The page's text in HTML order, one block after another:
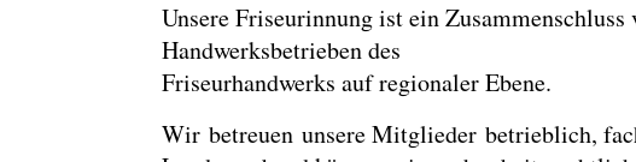
Unsere Friseurinnung ist ein Zusammenschluss
Handwerksbetrieben des
Friseurhandwerks auf regionaler Ebene.
Wir betreuen unsere Mitglieder betrieblich,